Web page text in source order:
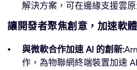
解決方案，可在邊緣支援雲
讓開發者聚焦創意，加速軟
與微軟合作加速 AI 的創新:
作，為物聯網終端裝置加速